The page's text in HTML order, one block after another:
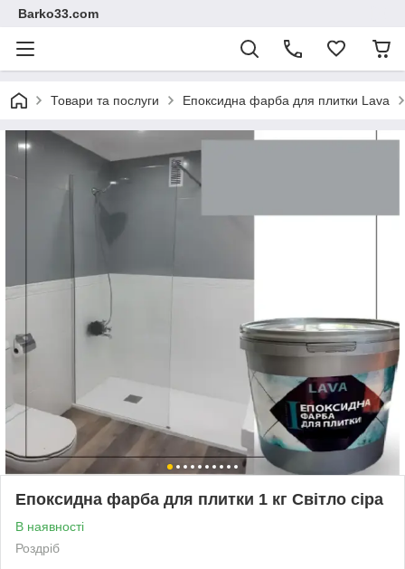
Barko33.com
Товари та послуги Епоксидна фарба для плитки Lava
Епоксидна фарба для плитки 1 кг Світло сіра
В наявності
Роздріб